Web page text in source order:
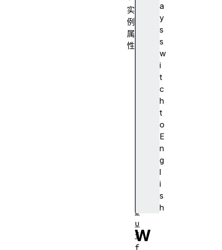
a
y
s
s
w
i
t
c
h
t
o
E
n
g
l
i
s
h
W
实
例
属
性
B
u
f
f